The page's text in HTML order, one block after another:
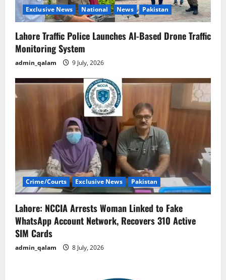
n Exclusive News National News Pakistan
Lahore Traffic Police Launches AI-Based Drone Traffic
Monitoring System
admin_qalam 9 July, 2026
Crime/Courts Exclusive News Pakistan
Lahore: NCCIA Arrests Woman Linked to Fake
WhatsApp Account Network, Recovers 310 Active
SIM Cards
admin_qalam 8 July, 2026